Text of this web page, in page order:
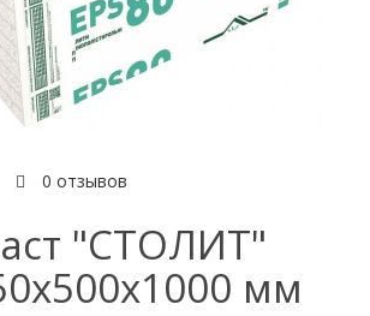
0 отзывов
"СТОЛИТ"
мм